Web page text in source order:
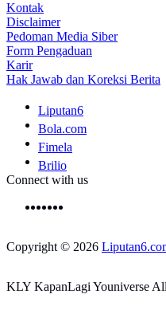
Kontak
Disclaimer
Pedoman Media Siber
Form Pengaduan
Karir
Hak Jawab dan Koreksi Berita
Liputan6
Bola.com
Fimela
Brilio
Connect with us
Copyright © 2026
KLY KapanLagi Youniverse